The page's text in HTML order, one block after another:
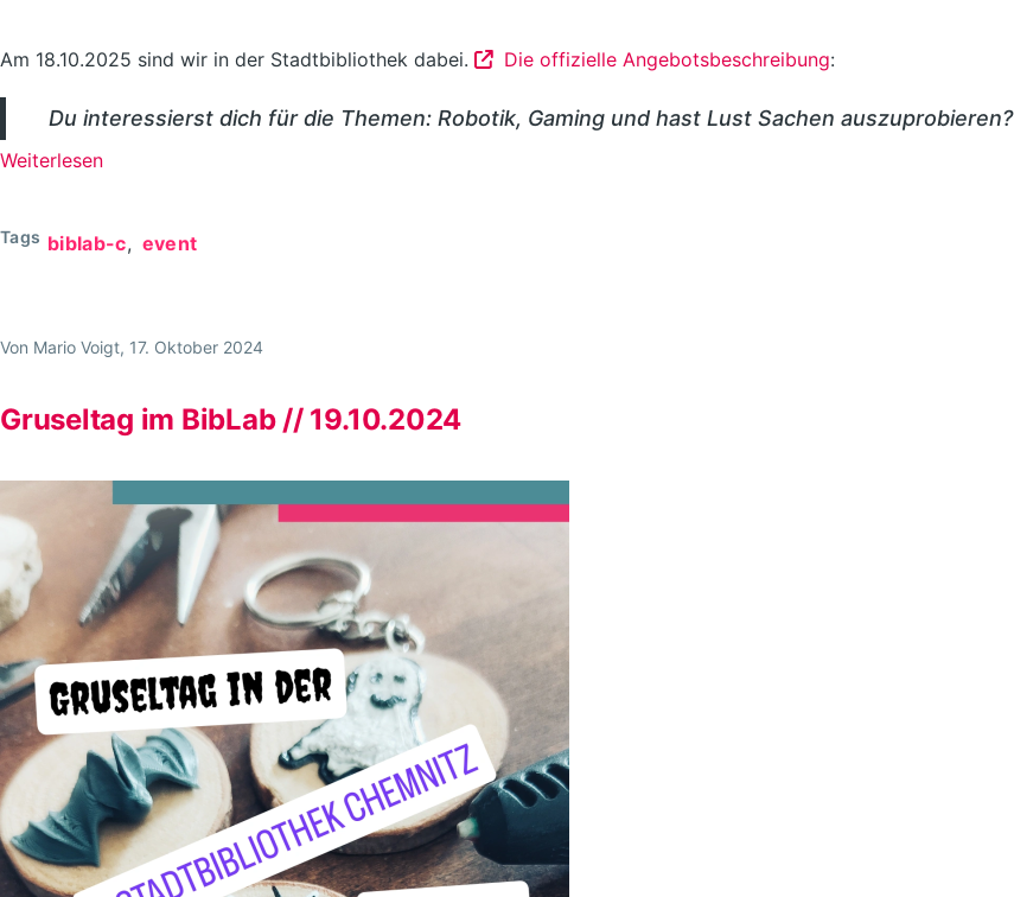
Am 18.10.2025 sind wir in der Stadtbibliothek dabei. Die offizielle Angebotsbeschreibung:
Du interessierst dich für die Themen: Robotik, Gaming und hast Lust Sachen auszuprobieren?
Weiterlesen
BibliotheksLabor
Tags biblab-c event
Von Mario Voigt, 17. Oktober 2024
Gruseltag im BibLab // 19.10.2024